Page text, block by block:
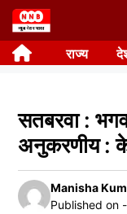
Skip
to
content राज्य
सतबरवा :
अनुकरणीय :
Manisha
Published on -